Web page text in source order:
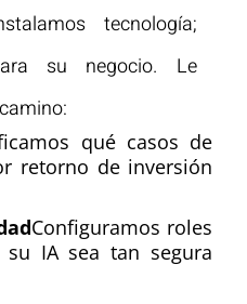
tecnología;
su negocio. Le
qué casos de
retorno de inversión
Configuramos roles
IA sea tan segura